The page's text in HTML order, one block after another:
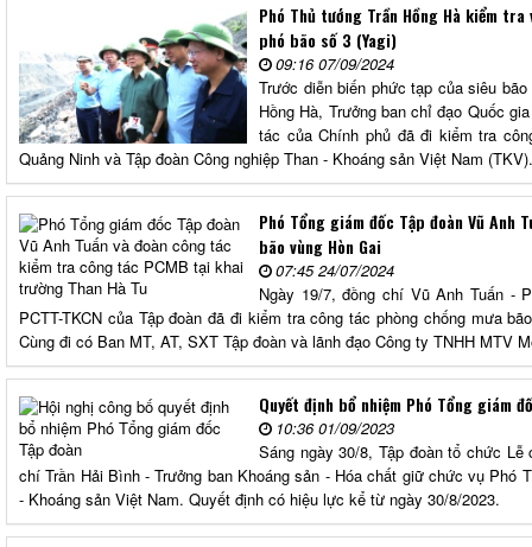
Phó Thủ tướng Trần Hồng Hà kiểm
phó bão số 3 (Yagi)
09:16 07/09/2024
Trước diễn biến phức tạp của siêu
Hồng Hà, Trưởng ban chỉ đạo Quốc
tác của Chính phủ đã đi kiểm tra
Quảng Ninh và Tập đoàn Công nghiệp Than - Khoáng sản Việt Nam (TKV).
Phó Tổng giám đốc Tập đoàn Vũ Anh
bão vùng Hòn Gai
07:45 24/07/2024
Ngày 19/7, đồng chí Vũ Anh Tuấn -
PCTT-TKCN của Tập đoàn đã đi kiểm tra công tác phòng chống mưa
Cùng đi có Ban MT, AT, SXT Tập đoàn và lãnh đạo Công ty TNHH MTV
Quyết định bổ nhiệm Phó Tổng giám
10:36 01/09/2023
Sáng ngày 30/8, Tập đoàn tổ chức
chí Trần Hải Bình - Trưởng ban Khoáng sản - Hóa chất giữ chức vụ Phó
- Khoáng sản Việt Nam. Quyết định có hiệu lực kể từ ngày 30/8/2023.